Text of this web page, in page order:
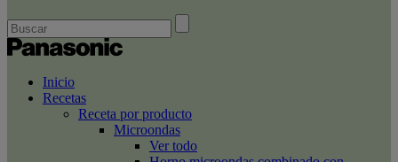
Inicio
Recetas
Receta por producto
Microondas
Ver todo